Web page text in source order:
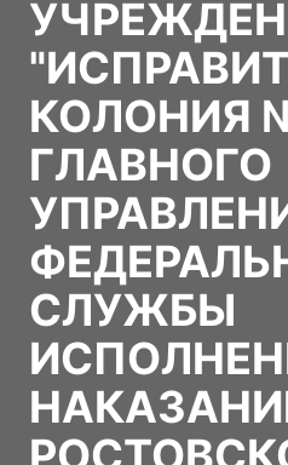
КОЛОНИЯ
ГЛАВНОГО
СЛУЖБЫ